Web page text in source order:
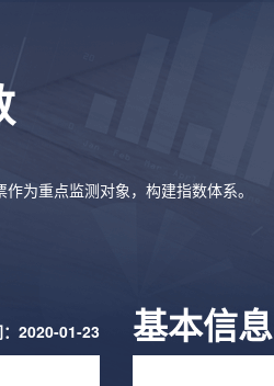
为重点监测对象，构建指数体系。
2020-01-23 基本信息